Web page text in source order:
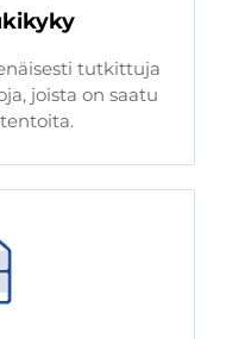
tutkittuja
joista on saatu